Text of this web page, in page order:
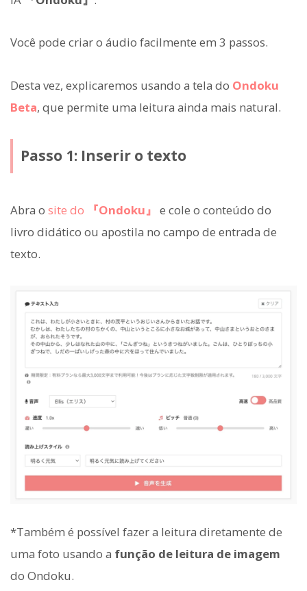
Você pode criar o áudio facilmente em 3 passos.
Desta vez, explicaremos usando a tela do Ondoku
Beta, que permite uma leitura ainda mais natural.
Passo 1: Inserir o texto
Abra o site do 『Ondoku』 e cole o conteúdo do
livro didático ou apostila no campo de entrada de
texto.
*Também é possível fazer a leitura diretamente de
uma foto usando a função de leitura de imagem
do Ondoku.